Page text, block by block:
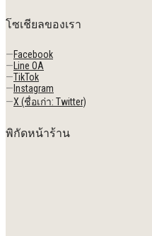
โซเชียลของเรา
—Facebook
— Line OA
—TikTok
— Instagram
—X (ชื่อเก่า: Twitter)
พิกัดหน้าร้าน